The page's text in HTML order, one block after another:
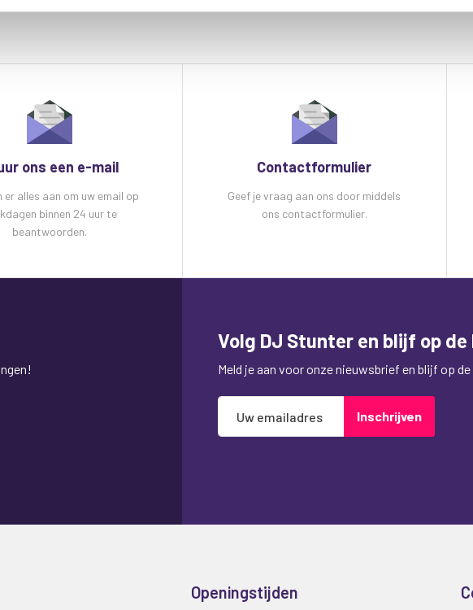
ons een e-mail
er alles aan om uw email op
binnen 24 uur te
beantwoorden.
Contactformulier
Geef je vraag aan ons door middels
ons contactformulier.
Volg DJ Stunter en blijf op
Meld je aan voor onze nieuwsbrief en blijf op
Abonneer
op
Inschrijven
Openingstijden